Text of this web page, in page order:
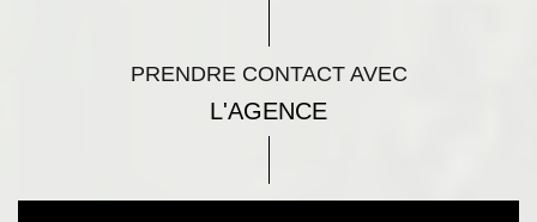
PRENDRE CONTACT AVEC
L'AGENCE